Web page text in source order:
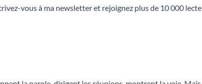
vous à ma newsletter et rejoignez plus de 10 000